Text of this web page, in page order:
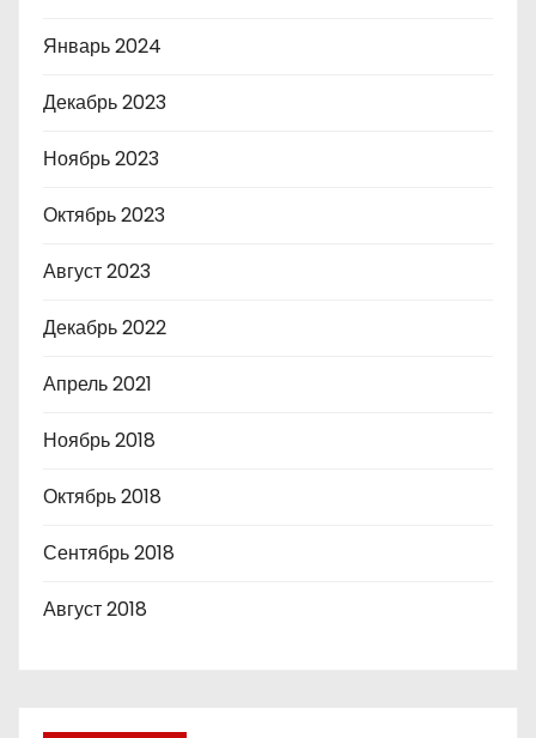
Январь 2024
Декабрь 2023
Ноябрь 2023
Октябрь 2023
Август 2023
Декабрь 2022
Апрель 2021
Ноябрь 2018
Октябрь 2018
Сентябрь 2018
Август 2018